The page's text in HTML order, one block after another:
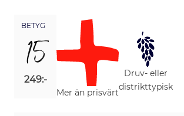
BETYG
15
249:-
Mer än prisvärt
Druv- eller
distrikttypisk